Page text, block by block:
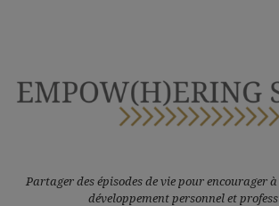
Partager des épisodes de vie pour encourager
développement personnel et